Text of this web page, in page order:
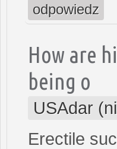
odpowiedz
How are
being o
USAdar
Erectile